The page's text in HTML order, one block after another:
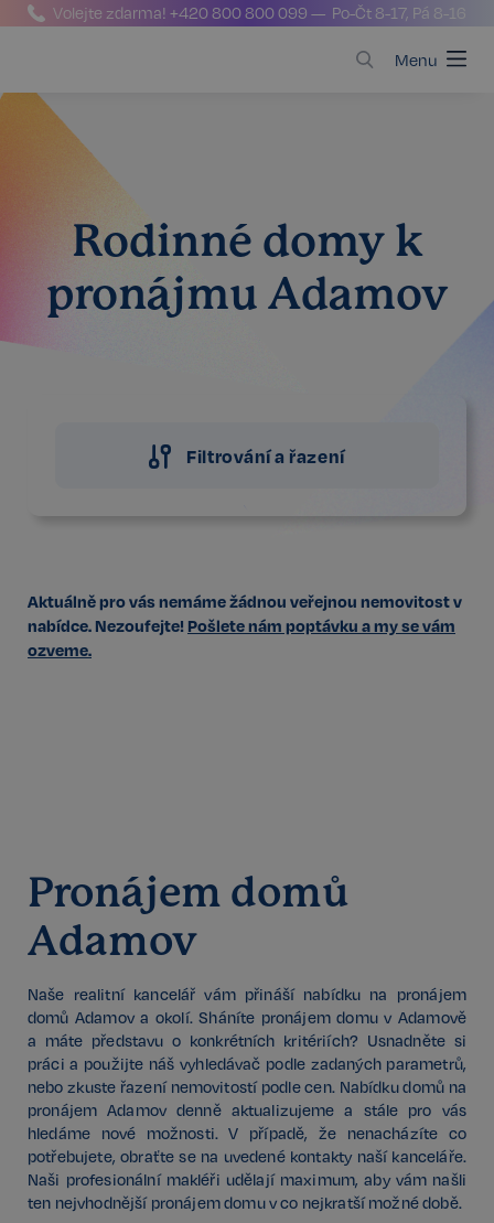
Volejte zdarma!+420 800 800 099 — Po-Čt 8-17, Pá 8-16
Menu
Rodinné domy k
pronájmu Adamov
Filtrování a řazení
Aktuálně pro vás nemáme žádnou veřejnou nemovitost v
nabídce. Nezoufejte! Pošlete nám poptávku a my se vám
ozveme.
Pronájem domů
Adamov
Naše realitní kancelář vám přináší nabídku na pronájem
domů Adamov a okolí. Sháníte pronájem domu v Adamově
a máte představu o konkrétních kritériích? Usnadněte si
práci a použijte náš vyhledávač podle zadaných parametrů,
nebo zkuste řazení nemovitostí podle cen. Nabídku domů na
pronájem Adamov denně aktualizujeme a stále pro vás
hledáme nové možnosti. V případě, že nenacházíte co
potřebujete, obraťte se na uvedené kontakty naší kanceláře.
Naši profesionální makléři udělají maximum, aby vám našli
ten nejvhodnější pronájem domu v co nejkratší možné době.